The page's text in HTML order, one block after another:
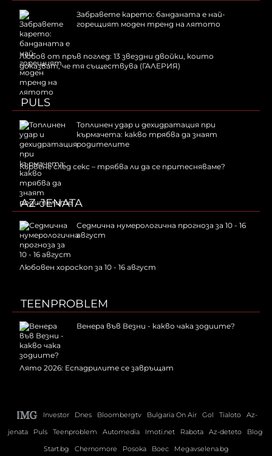
Забравете карето: банданата е най-
горещият моден тренд на лятото
Любов от пръв поглед: 13 звездни двойки, които
доказват, че тя съществува (ГАЛЕРИЯ)
PULS
Топлинен удар и дехидратация при
кърмачета: какво трябва да знаят
родителите
Кървене след секс – трябва ли да се притесняваме?
AZ-JENATA
Седмична нумерологична прогноза за 10 - 16
август
Любовен хороскоп за 10 - 16 август
TEENPROBLEM
Венера във Везни - какво чака зодиите?
Лято 2026: Еспадрилите се завръщат
Investor Dnes Bloombergtv Bulgaria On Air Gol Tialoto
Az-
jenata
Puls Teenproblem Automedia Imoti.net Rabota Az-deteto
Blog
Start.bg
Chernomore Posoka Boec Megavselena.bg